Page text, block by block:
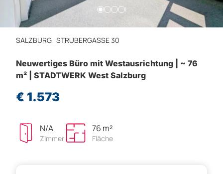
SALZBURG, STRUBERGASSE 30
Neuwertiges Büro mit Westausrichtung | ~ 76
m² | STADTWERK West Salzburg
€ 1.573
N/A
Zimmer
76 m²
Fläche